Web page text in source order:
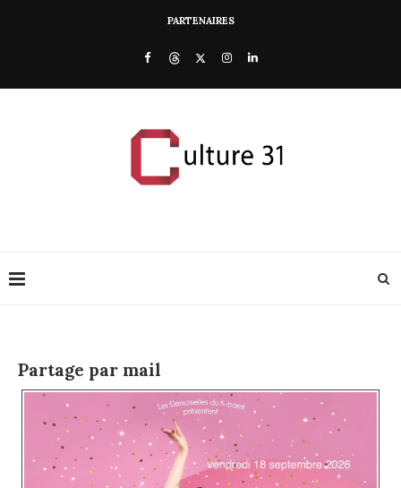
PARTENAIRES
Partage par mail